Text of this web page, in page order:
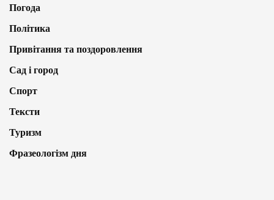
Погода
Політика
Привітання та поздоровлення
Сад і город
Спорт
Тексти
Туризм
Фразеологізм дня